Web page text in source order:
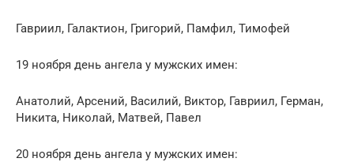
Гавриил, Галактион, Григорий, Памфил, Тимофей
19 ноября день ангела у мужских имен:
Анатолий, Арсений, Василий, Виктор, Гавриил, Герман,
Никита, Николай, Матвей, Павел
20 ноября день ангела у мужских имен: